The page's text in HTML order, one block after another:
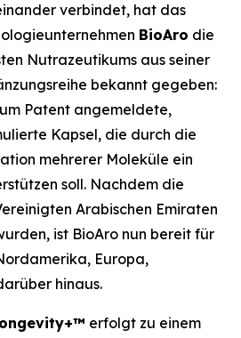
verbindet, hat das
BioAro die
Nutrazeutikums aus seiner
bekannt gegeben:
Patent angemeldete,
Kapsel, die durch die
mehrerer Moleküle ein
soll. Nachdem die
Arabischen Emiraten
ist BioAro nun bereit für
Europa,
hinaus.
erfolgt zu einem